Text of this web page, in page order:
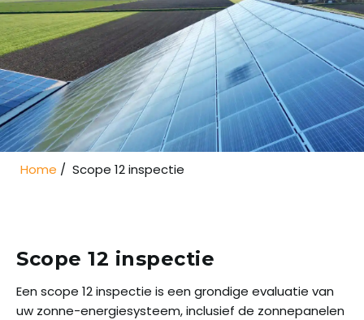
Home
Onze diensten
Over ons
Blogs
Vrijblijvende offerte aanvragen
Portal
Home Scope 12 inspectie
Scope 12 inspectie
Een scope 12 inspectie is een grondige evaluatie van
uw zonne-energiesysteem, inclusief de zonnepanelen